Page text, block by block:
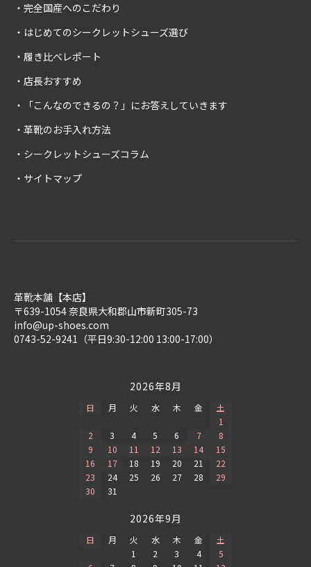
完全国産へのこだわり
はじめてのシークレットシューズ選び
履き比べレポート
店長おすすめ
「こんなのできるの？」にお答えしていきます
革靴のお手入れ方法
シークレットシューズコラム
サイトマップ
革靴本舗【本店】
〒639-1054 奈良県大和郡山市新町305-73
info@up-shoes.com
0743-52-9241（平日9:30-12:00 13:00-17:00）
2026年8月
日 月 火 水 木 金
土
1
2
3 4 5 6 7
8
9
10 11 12 13 14
15
16
17 18 19 20 21
22
23
24 25 26 27 28
29
30
31
2026年9月
日 月 火 水 木 金
土
1
2 3 4
5